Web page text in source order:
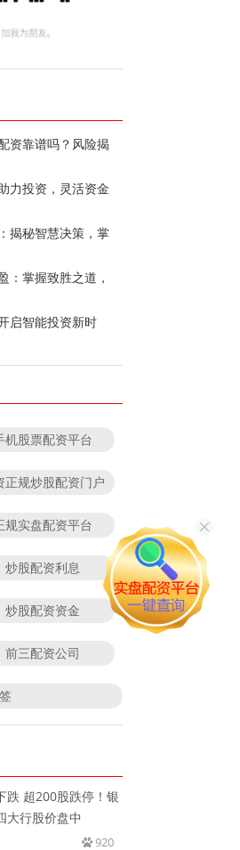
资靠谱吗？风险揭
力投资，灵活资金
揭秘智慧决策，掌
：掌握致胜之道，
机股票配资平台
正规炒股配资门户
规实盘配资平台
炒股配资利息
炒股配资资金
前三配资公司
跌 超200股跌停！银
大行股价盘中
920